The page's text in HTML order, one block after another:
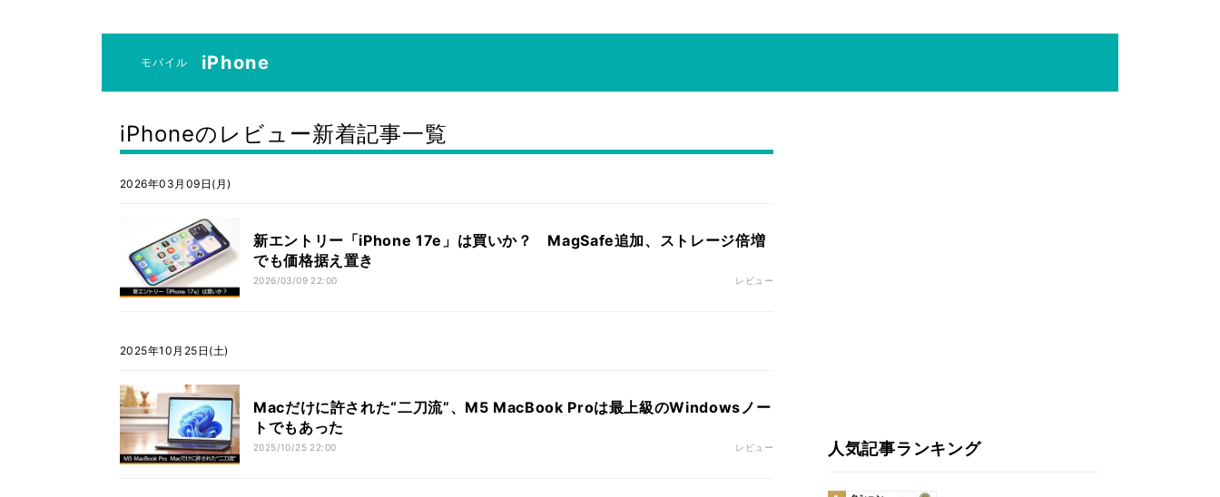
モバイル iPhone
iPhoneのレビュー新着記事一覧
2026年03月09日(月)
新エントリー「iPhone 17e」は買いか？ MagSafe追加、ストレージ倍増
でも価格据え置き
2026/03/09 22:00 レビュー
2025年10月25日(土)
Macだけに許された“二刀流”、M5 MacBook Proは最上級のWindowsノー
トでもあった
2025/10/25 22:00 レビュー 人気記事ランキング